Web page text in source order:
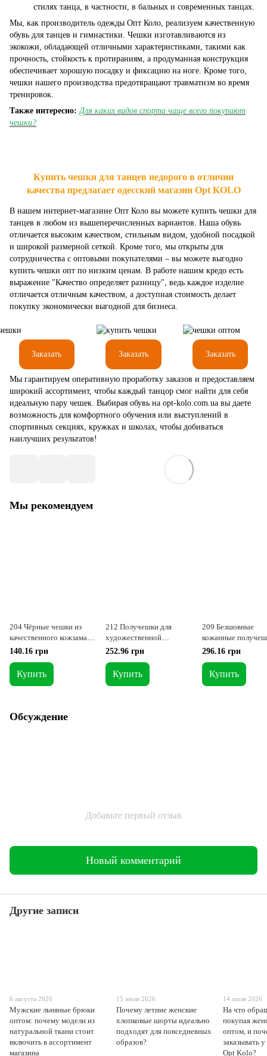
стилях танца, в частности, в бальных и современных танцах.
Мы, как производитель одежды Опт Коло, реализуем качественную
обувь для танцев и гимнастики. Чешки изготавливаются из
экокожи, обладающей отличными характеристиками, такими как
прочность, стойкость к протираниям, а продуманная конструкция
обеспечивает хорошую посадку и фиксацию на ноге. Кроме того,
чешки нашего производства предотвращают травматизм во время
тренировок.
Также интересно: Для каких видов спорта чаще всего покупают
чешки?
Купить чешки для танцев недорого в отличии
качества предлагает одесский магазин Opt KOLO
В нашем интернет-магазине Опт Коло вы можете купить чешки для
танцев в любом из вышеперечисленных вариантов. Наша обувь
отличается высоким качеством, стильным видом, удобной посадкой
и широкой размерной сеткой. Кроме того, мы открыты для
сотрудничества с оптовыми покупателями – вы можете выгодно
купить чешки опт по низким ценам. В работе нашим кредо есть
выражение "Качество определяет разницу", ведь каждое изделие
отличается отличным качеством, а доступная стоимость делает
покупку экономически выгодной для бизнеса.
Заказать Заказать Заказать
Мы гарантируем оперативную проработку заказов и предоставляем
широкий ассортимент, чтобы каждый танцор смог найти для себя
идеальную пару чешек. Выбирая обувь на opt-kolo.com.ua вы даете
возможность для комфортного обучения или выступлений в
спортивных секциях, кружках и школах, чтобы добиваться
наилучших результатов!
Мы рекомендуем
204 Чёрные чешки из
качественного кожзама с
кожанной подошвой
140.16 грн
Купить
212 Получешки для
художественной
гимнастики велюр - кожа,
252.96 грн
Купить
209 Безшовные
кожанные
низким ценам XS
296.16 грн
Купить
Обсуждение
Добавьте первый отзыв
Новый комментарий
Другие записи
6 августа 2026
Мужские льняные брюки
оптом: почему модели из
натуральной ткани стоит
включить в ассортимент
магазина
15 июля 2026
Почему летние женские
хлопковые шорты идеально
подходят для повседневных
образов?
14 июля 2026
На что
покупая
оптом, и
заказывать
Opt Kolo?